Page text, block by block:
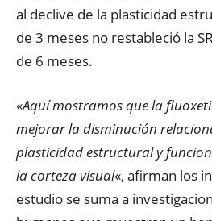
al declive de la plasticidad
de 3 meses no restableció la
de 6 meses.
«Aquí mostramos que la
mejorar la disminución
plasticidad estructural y
la corteza visual«, afirman los
estudio se suma a